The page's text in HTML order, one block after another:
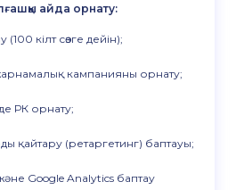
айда орнату:
(100 кілт сөзге дейін);
кампанияны орнату;
РК орнату;
қайтару (ретаргетинг) баптауы;
Google Analytics баптау